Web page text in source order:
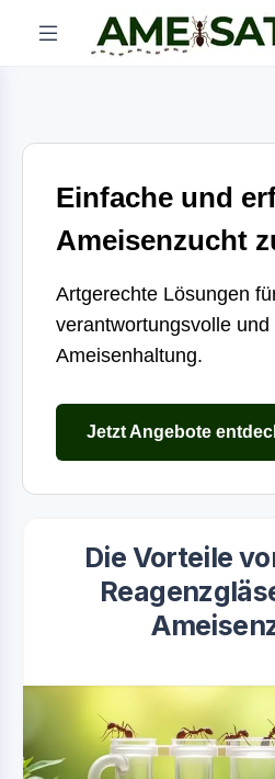
Einfache und
Ameisenzucht
Artgerechte Lösungen
verantwortungsvolle
Ameisenhaltung.
Jetzt Angebote
Die Vorteile